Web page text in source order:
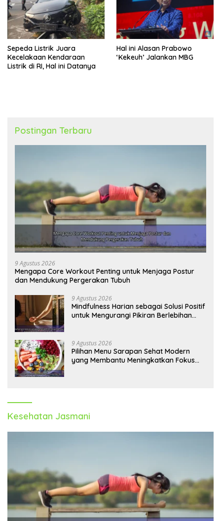
Sepeda Listrik Juara
Kecelakaan Kendaraan
Listrik di RI, Hal ini Datanya
Hal ini Alasan Prabowo
‘Kekeuh’ Jalankan MBG
Postingan Terbaru
9 Agustus 2026
Mengapa Core Workout Penting untuk Menjaga Postur
dan Mendukung Pergerakan Tubuh
9 Agustus 2026
Mindfulness Harian sebagai Solusi Positif
untuk Mengurangi Pikiran Berlebihan
9 Agustus 2026
Pilihan Menu Sarapan Sehat Modern
yang Membantu Meningkatkan Fokus
Kesehatan Jasmani